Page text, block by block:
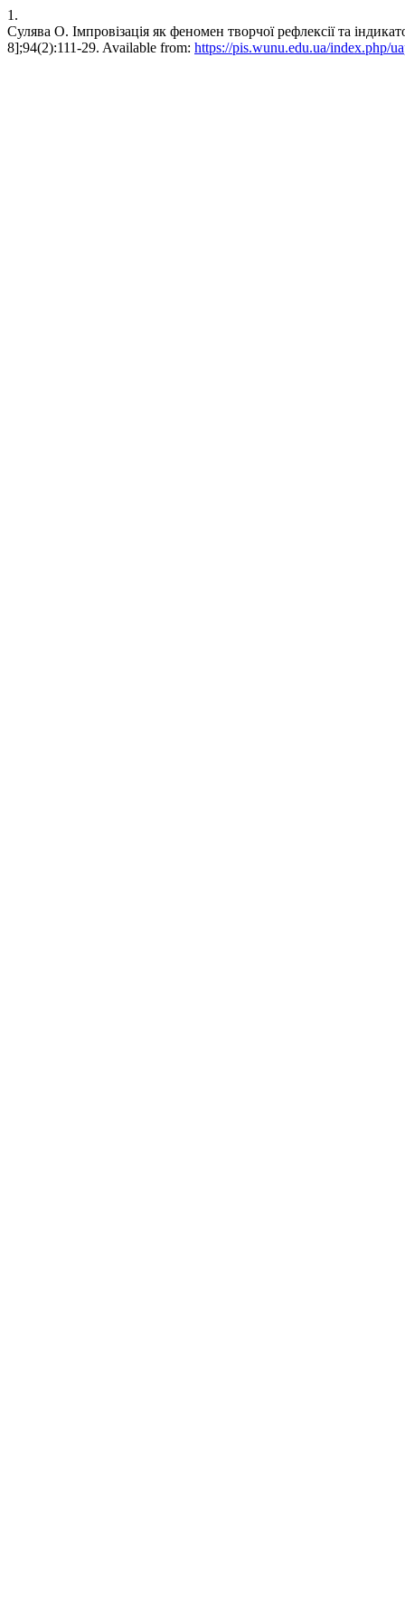
1.
Сулява О. Імпровізація як феномен творчої рефлексії та
8];94(2):111-29. Available from: https://pis.wunu.edu.ua/index.php/